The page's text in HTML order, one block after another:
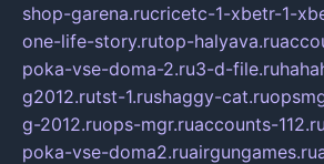
shop-garena.rucricetc-1-xbetr-1-
one-life-story.rutop-halyava.ru
poka-vse-doma-2.ru3-d-file.ru
g2012.rutst-1.rushaggy-cat.ru
g-2012.ruops-mgr.ruaccounts-112.ru
poka-vse-doma2.ruairgungames.ru